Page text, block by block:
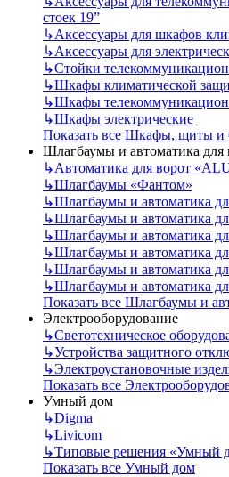
стоек 19”
↳Аксессуары для шкафов
↳Аксессуары для
↳Стойки
↳Шкафы климатической
↳Шкафы
↳Шкафы электрические
Показать все Шкафы, щиты и
Шлагбаумы и автоматика для
↳Автоматика для ворот
↳Шлагбаумы «Фантом»
↳Шлагбаумы и автоматика
↳Шлагбаумы и автоматика
↳Шлагбаумы и автоматика
↳Шлагбаумы и автоматика
↳Шлагбаумы и автоматика
↳Шлагбаумы и автоматика
Показать все Шлагбаумы и
Электрооборудование
↳Светотехническое
↳Устройства защитного
↳Электроустановочные
Показать все
Умный дом
↳Digma
↳Livicom
↳Типовые решения «Умный
Показать все Умный дом